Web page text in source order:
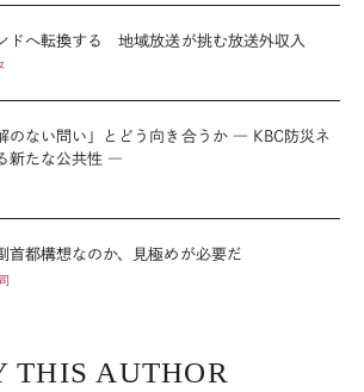
ドへ転換する 地域放送が挑む放送外収入
のない問い」とどう向き合うか ― KBC防災ネ
新たな公共性 ―
首都構想なのか、見極めが必要だ
THIS AUTHOR